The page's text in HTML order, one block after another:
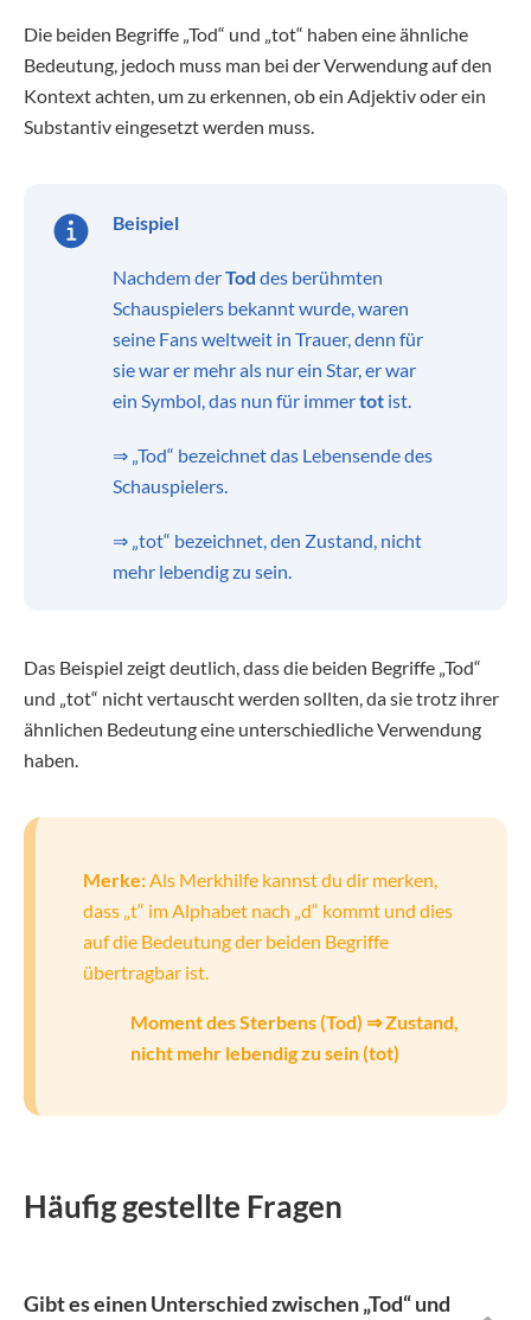
Die beiden Begriffe „Tod“ und „tot“ haben eine ähnliche
Bedeutung, jedoch muss man bei der Verwendung auf den
Kontext achten, um zu erkennen, ob ein Adjektiv oder ein
Substantiv eingesetzt werden muss.
Beispiel
Nachdem derTod des berühmten
Schauspielers bekannt wurde, waren
seine Fans weltweit in Trauer, denn für
sie war er mehr als nur ein Star, er war
ein Symbol, das nun für immertot ist.
⇒ „Tod“ bezeichnet das Lebensende des
Schauspielers.
⇒ „tot“ bezeichnet, den Zustand, nicht
mehr lebendig zu sein.
Das Beispiel zeigt deutlich, dass die beiden Begriffe „Tod“
und „tot“ nicht vertauscht werden sollten, da sie trotz ihrer
ähnlichen Bedeutung eine unterschiedliche Verwendung
haben.
Merke:Als Merkhilfe kannst du dir merken,
dass „t“ im Alphabet nach „d“ kommt und dies
auf die Bedeutung der beiden Begriffe
übertragbar ist.
Moment des Sterbens (Tod) ⇒ Zustand,
nicht mehr lebendig zu sein (tot)
Häufig gestellte Fragen
Gibt es einen Unterschied zwischen „Tod“ und